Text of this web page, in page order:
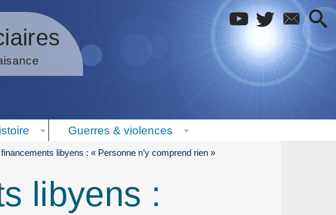
Guerres & violences
libyens : « Personne n’y comprend rien »
libyens :